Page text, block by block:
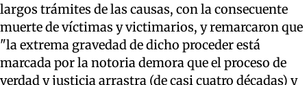
largos trámites de las causas, con la consecuente
muerte de víctimas y victimarios, y remarcaron que
"la extrema gravedad de dicho proceder está
marcada por la notoria demora que el proceso de
verdad y justicia arrastra (de casi cuatro décadas) y